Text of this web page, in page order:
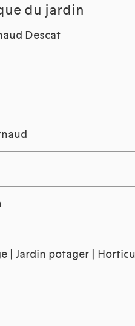
du jardin
Descat
| Jardin potager |